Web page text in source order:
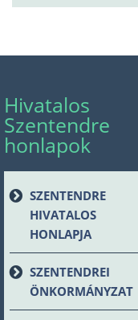
Hivatalos
Szentendre
honlapok
SZENTENDRE
HIVATALOS
HONLAPJA
SZENTENDREI
ÖNKORMÁNYZAT